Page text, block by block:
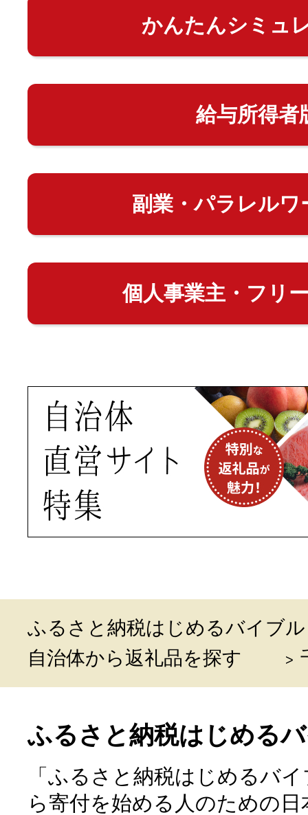
かんたんシミュ
給与所得者
副業・パラレルワ
個人事業主・フリ
ふるさと納税はじめるバイブル
自治体から返礼品を探す
ふるさと納税はじめる
「ふるさと納税はじめるバ
ら寄付を始める人のための